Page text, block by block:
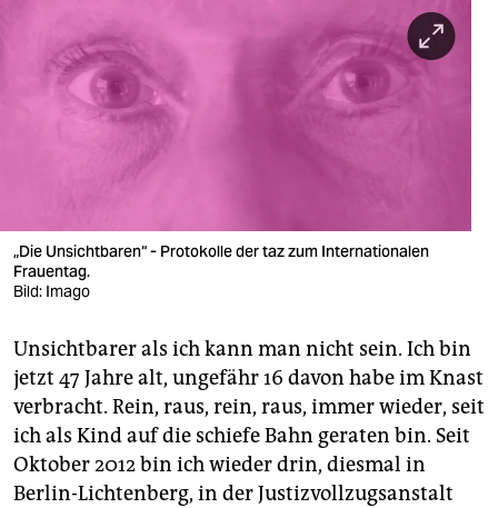
berlin
verlag
verlag
shop
fragen & hilfe
unterstützen
abo
„Die Unsichtbaren“ - Protokolle der taz zum Internationalen
Frauentag.
Bild: Imago
Unsichtbarer als ich kann man nicht sein. Ich bin
jetzt 47 Jahre alt, ungefähr 16 davon habe im Knast
verbracht. Rein, raus, rein, raus, immer wieder, seit
ich als Kind auf die schiefe Bahn geraten bin. Seit
Oktober 2012 bin ich wieder drin, diesmal in
Berlin-Lichtenberg, in der Justizvollzugsanstalt